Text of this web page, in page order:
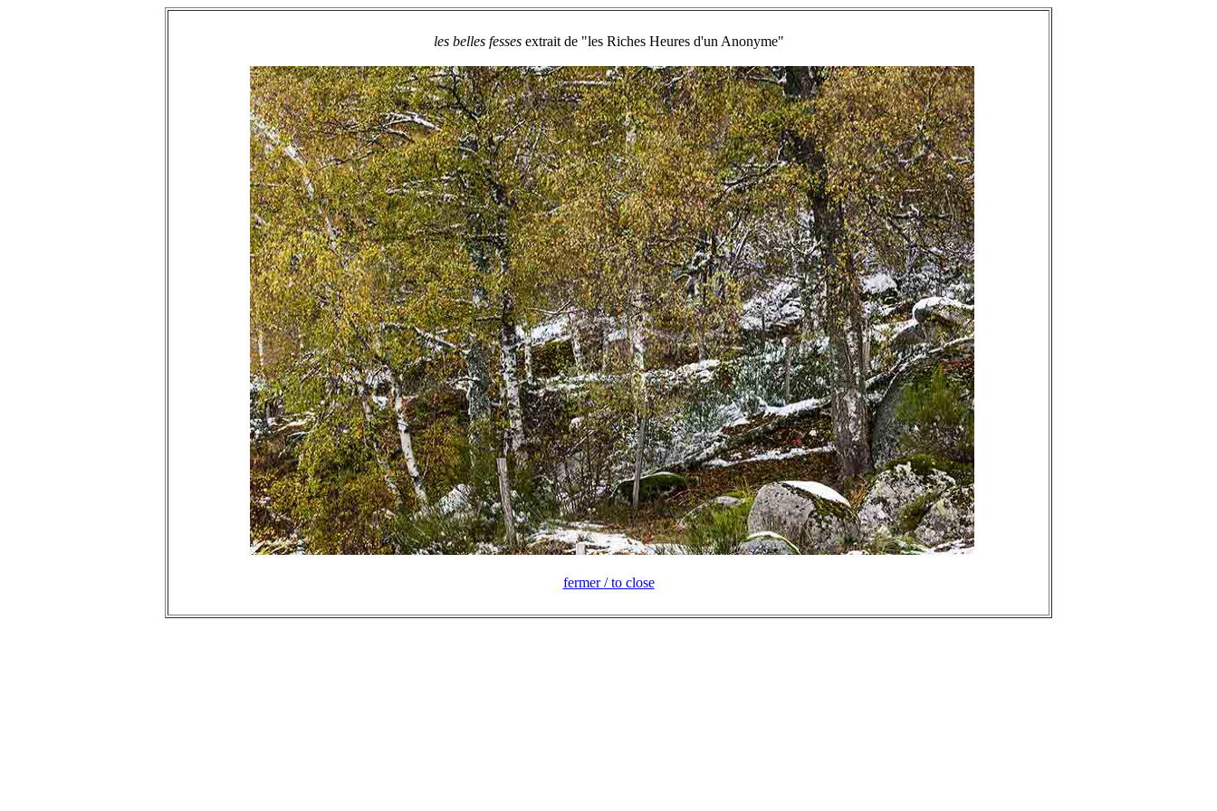
les belles fessesextrait de "les Riches Heures d'un Anonyme"
fermer / to close